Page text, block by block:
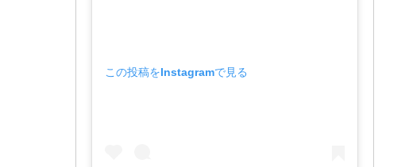
この投稿をInstagramで見る